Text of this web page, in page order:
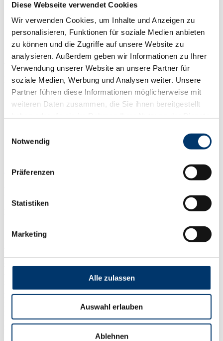
Diese Webseite verwendet Cookies
Wir verwenden Cookies, um Inhalte und Anzeigen zu
personalisieren, Funktionen für soziale Medien anbieten
zu können und die Zugriffe auf unsere Website zu
analysieren. Außerdem geben wir Informationen zu Ihrer
Verwendung unserer Website an unsere Partner für
soziale Medien, Werbung und Analysen weiter. Unsere
Partner führen diese Informationen möglicherweise mit
weiteren Daten zusammen, die Sie ihnen bereitgestellt
Notwendig
Präferenzen
Statistiken
Marketing
Alle zulassen
Auswahl erlauben
Ablehnen
Benutzungsklasse 3
In Edelstahl matt oder Aluminium F1 lieferbar
Lieferung ausschließlich mit Hochhaltefeder
Nach EN 1906, Benutzungsklasse 3. 5 Jahre Garantie. Mit
Ausgleichsring zwischen Türdrücker und Oberteil. Pure Beschläge
werden ausschließlich in Edelstahl matt oder Aluminium F1
geliefert. Auswahl erfüllt die marktüblichen Anforderungen, die
Qualität der Oberfläche entspricht dem Standard in diesem
Marktsegment. Pure Garnituren werden ausschließlich mit
Hochhaltefeder geliefert.
Nach EN 1906
Mit Ausgleichsring zwischen Türdrücker und Oberteil
In Edelstahl matt oder Aluminium F1 lieferbar
Downloads
Kennzeichen des dormakaba Pure Sortiments. Die Beschläge
zeichnen sich durch ihre Technik und ihre zuverlässigen Funktionen
aus. Die Beschläge sind aus hochwertigen Materialien gefertigt und
zudem sorgfältig verarbeitet. dormakaba Pure erfüllt hohe
Anforderungen hinsichtlich Stabilität, Sicherheit und
Drücker-Modelle. Alle Modelle verfügen über eine rechte oder linke
Hochhaltefeder, um den Türdrücker in die waagerechte Position
zurückzuführen.